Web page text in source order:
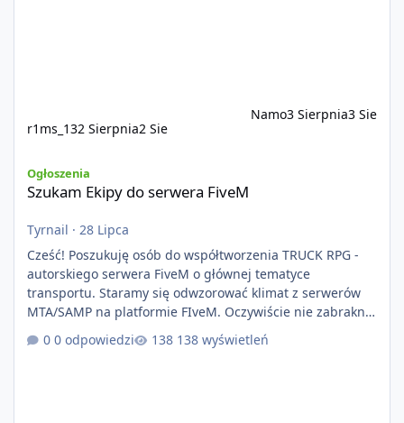
r1ms_132 Sierpnia2 Sie
Namo3 Sierpnia3 Sie
Ogłoszenia
Szukam Ekipy do serwera FiveM
Tyrnail · 28 Lipca
Cześć! Poszukuję osób do współtworzenia TRUCK RPG -
autorskiego serwera FiveM o głównej tematyce
transportu. Staramy się odwzorować klimat z serwerów
MTA/SAMP na platformie FIveM. Oczywiście nie zabraknie
kontentu dla graczy którzy chcą robić coś innego niż
jeździć ciężarówką. Projekt tworzony jest od podstaw z
0 odpowiedzi 138 wyświetleń